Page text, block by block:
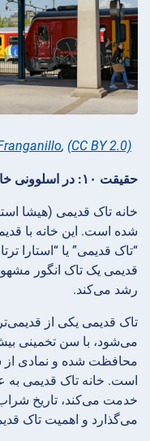
, (CC BY 2.0)
حقیقت ۱۰: در اسلوونی خانه تاک قدیمی وجود دارد
خانه تاک قدیمی (هیشا
شده است. این خانه با
“تاک قدیمی” یا “استارا
قدیمی یک تاک انگور
رشد می‌کند.
تاک قدیمی یکی از
محافظت شده و نمادی
است. خانه تاک قدیمی
خدمت می‌کند، تاریخ
می‌گذارد و اهمیت تاک